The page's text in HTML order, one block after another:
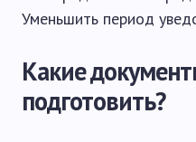
Уменьшить период
Какие
подготовить?